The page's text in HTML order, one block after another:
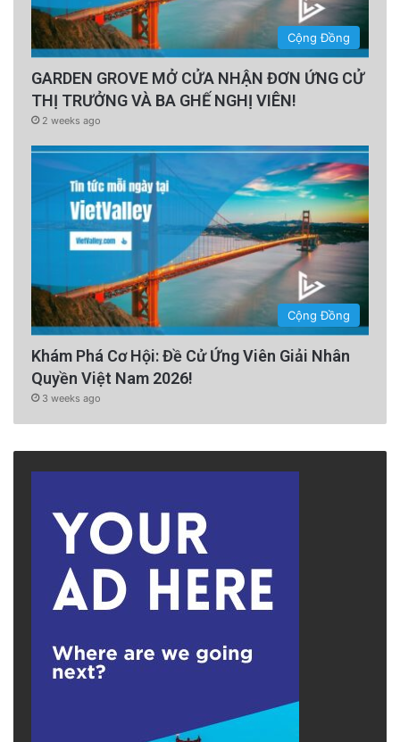
Cộng Đồng
GARDEN GROVE MỞ CỬA NHẬN ĐƠN ỨNG CỬ
THỊ TRƯỞNG VÀ BA GHẾ NGHỊ VIÊN!
2 weeks ago
Cộng Đồng
Khám Phá Cơ Hội: Đề Cử Ứng Viên Giải Nhân
Quyền Việt Nam 2026!
3 weeks ago